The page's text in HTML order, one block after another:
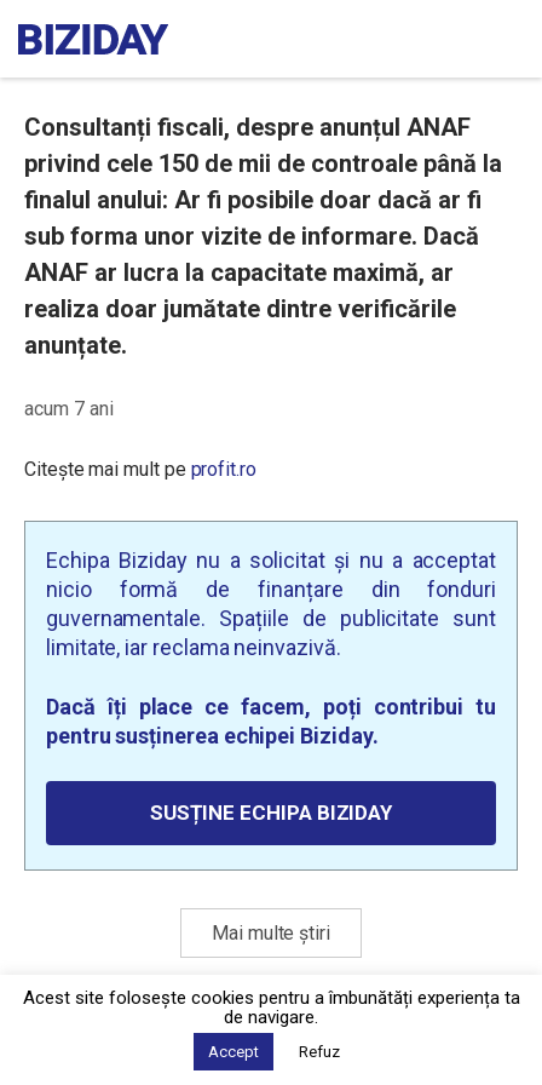
Consultanți fiscali, despre anunțul ANAF
privind cele 150 de mii de controale până la
finalul anului: Ar fi posibile doar dacă ar fi
sub forma unor vizite de informare. Dacă
ANAF ar lucra la capacitate maximă, ar
realiza doar jumătate dintre verificările
anunțate.
acum 7 ani
Citește mai mult pe profit.ro
Echipa Biziday nu a solicitat și nu a acceptat
nicio formă de finanțare din fonduri
guvernamentale. Spațiile de publicitate sunt
limitate, iar reclama neinvazivă.
Dacă îți place ce facem, poți contribui tu
pentru susținerea echipei Biziday.
SUSȚINE ECHIPA BIZIDAY
Mai multe știri
Politica de confidențialitate
2026 © Biziday
Acest site foloseşte cookies pentru a îmbunătăți experiența ta
de navigare.
Accept Refuz